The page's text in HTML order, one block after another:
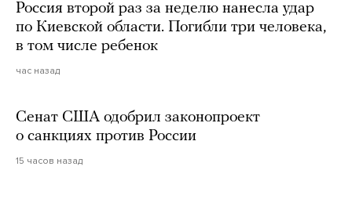
Россия второй раз за неделю нанесла удар
по Киевской области. Погибли три человека,
в том числе ребенок
час назад
Сенат США одобрил законопроект
о санкциях против России
15 часов назад